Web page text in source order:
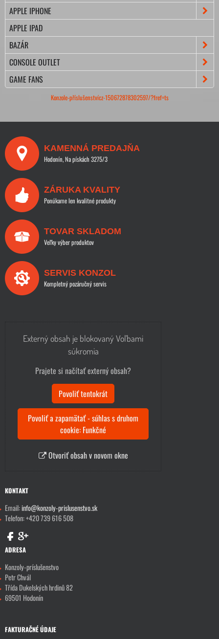
APPLE IPHONE
APPLE IPAD
BAZÁR
CONSOLE OUTLET
GAME FANS
Konzole-příslušenstvícz-150672878302597/?fref=ts
KAMENNÁ PREDAJŇA
Hodonín, Na pískách 3275/3
ZÁRUKA KVALITY
Ponúkame len kvalitné produkty
TOVAR SKLADOM
Veľky výber produktov
SERVIS KONZOL
Kompletný pozáručný servis
Externý obsah je blokovaný Voľbami
súkromia
Prajete si načítať externý obsah?
Povoliť tentokrát
Povoliť a zapamätať - súhlas s druhom
cookie: Funkčné
Otvoriť obsah v novom okne
KONTAKT
Email:info@konzoly-prislusenstvo.sk
Telefon: +420 739 616 508
ADRESA
Konzoly-príslušenstvo
Petr Chvál
Třída Dukelských hrdinů 82
69501 Hodonín
FAKTURAČNÉ ÚDAJE